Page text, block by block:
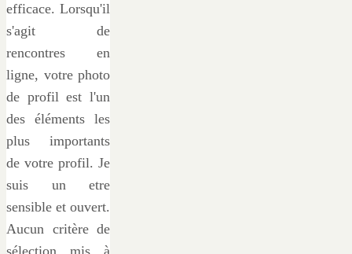
efficace. Lorsqu'il
s'agit de
rencontres en
ligne, votre photo
de profil est l'un
des éléments les
plus importants
de votre profil. Je
suis un etre
sensible et ouvert.
Aucun critère de
sélection mis à